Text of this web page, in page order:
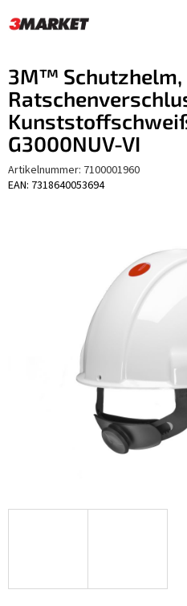
Inhalt
3M™ Schutzhelm,
G3000NUV-VI
Artikelnummer: 7100001960
EAN: 7318640053694